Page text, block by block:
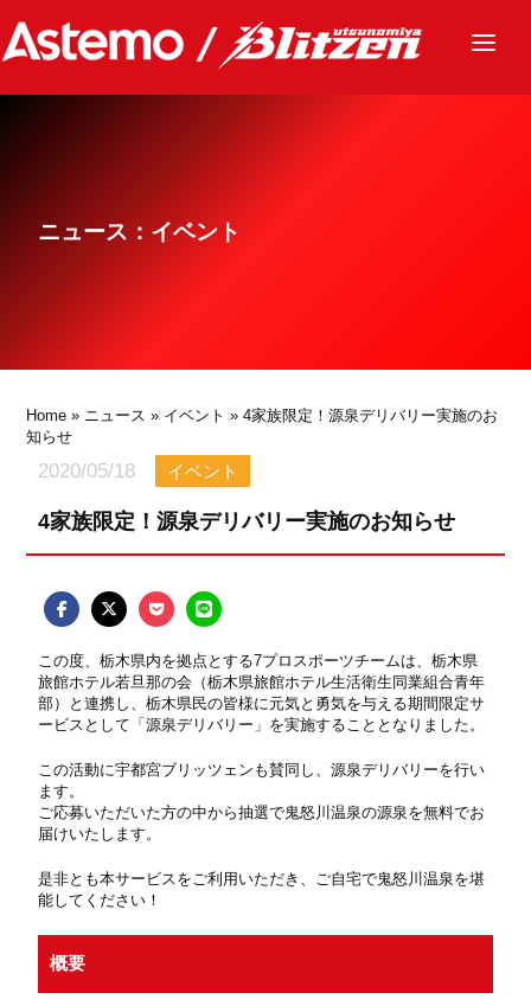
ニュース
グッズ
ニュース：イベント
Home » ニュース » イベント » 4家族限定！源泉デリバリー実施のお
知らせ
2020/05/18 イベント
4家族限定！源泉デリバリー実施のお知らせ
この度、栃木県内を拠点とする7プロスポーツチームは、栃木県
旅館ホテル若旦那の会（栃木県旅館ホテル生活衛生同業組合青年
部）と連携し、栃木県民の皆様に元気と勇気を与える期間限定サ
ービスとして「源泉デリバリー」を実施することとなりました。
この活動に宇都宮ブリッツェンも賛同し、源泉デリバリーを行い
ます。
ご応募いただいた方の中から抽選で鬼怒川温泉の源泉を無料でお
届けいたします。
是非とも本サービスをご利用いただき、ご自宅で鬼怒川温泉を堪
能してください！
概要